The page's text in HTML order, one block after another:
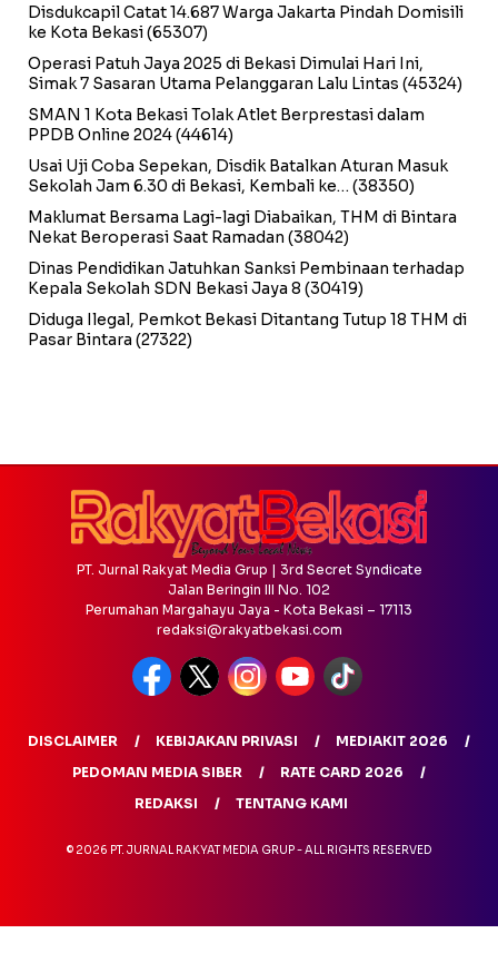
Disdukcapil Catat 14.687 Warga Jakarta Pindah Domisili
ke Kota Bekasi(65307)
Operasi Patuh Jaya 2025 di Bekasi Dimulai Hari Ini,
Simak 7 Sasaran Utama Pelanggaran Lalu Lintas (45324)
SMAN 1 Kota Bekasi Tolak Atlet Berprestasi dalam
PPDB Online 2024(44614)
Usai Uji Coba Sepekan, Disdik Batalkan Aturan Masuk
Sekolah Jam 6.30 di Bekasi, Kembali ke… (38350)
Maklumat Bersama Lagi-lagi Diabaikan, THM di Bintara
Nekat Beroperasi Saat Ramadan (38042)
Dinas Pendidikan Jatuhkan Sanksi Pembinaan terhadap
Kepala Sekolah SDN Bekasi Jaya 8 (30419)
Diduga Ilegal, Pemkot Bekasi Ditantang Tutup 18 THM di
Pasar Bintara (27322)
PT. Jurnal Rakyat Media Grup | 3rd Secret Syndicate
Jalan Beringin III No. 102
Perumahan Margahayu Jaya - Kota Bekasi – 17113
redaksi@rakyatbekasi.com
DISCLAIMER KEBIJAKAN PRIVASI
MEDIAKIT 2026
PEDOMAN MEDIA SIBER
RATE CARD 2026
REDAKSI
TENTANG KAMI
© 2026 PT. JURNAL RAKYAT MEDIA GRUP - ALL RIGHTS RESERVED